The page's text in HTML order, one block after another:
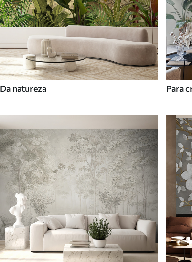
Da natureza Para